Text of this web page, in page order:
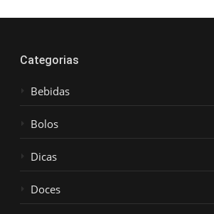
Categorias
Bebidas
Bolos
Dicas
Doces